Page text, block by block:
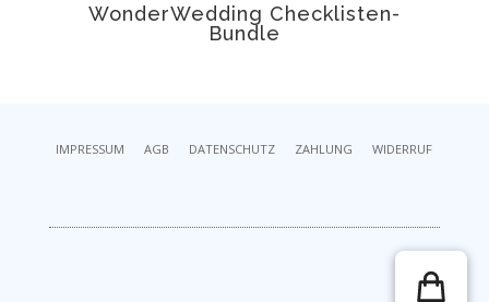
WonderWedding Checklisten-
Bundle
IMPRESSUM AGB DATENSCHUTZ ZAHLUNG WIDERRUF